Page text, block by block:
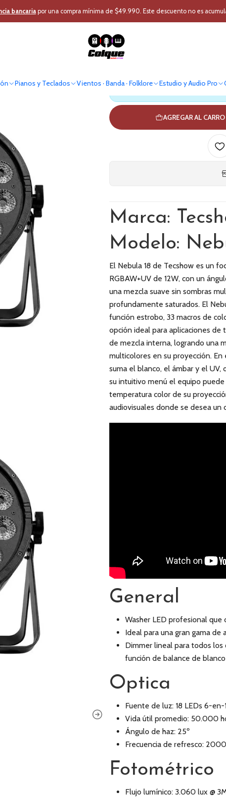
Pianos y Teclados Vientos · Banda · Folklore Estudio y Audio Pro
bancariapor una compra mínima de $49.990. Este descuento no es
Iluminación Foco Foco Par LED Washer Tecshow Nebula 18
Foco Par
Antes de comprar
AGREGAR AL CARRO
Marca:
Modelo:
El Nebula 18 de Tecshow es un
RGBAW+UV de 12W, con un
una mezcla suave sin sombras
profundamente saturados. El
función estrobo, 33 macros de
opción ideal para aplicaciones de
de mezcla interna, logrando una
multicolores en su proyección. En
suma el blanco, el ámbar y el
su intuitivo menú el equipo
temperatura color de su
audiovisuales donde se desea
General
Washer LED profesional que
Ideal para una gran gama de
Dimmer lineal para todos
función de balance de blanco
Optica
Fuente de luz: 18 LEDs 6-en-
Vida útil promedio: 50.000
Ángulo de haz: 25º
Frecuencia de refresco:
Fotométrico
Flujo lumínico: 3.060 lux @